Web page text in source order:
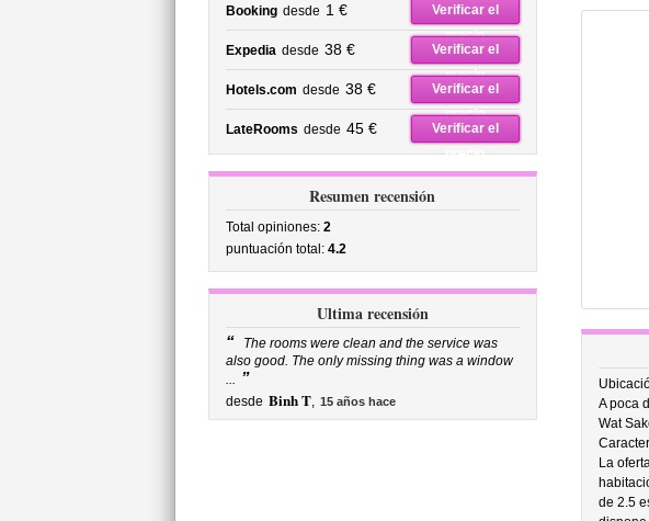
Booking desde 1 €
Verificar el
precio
Expedia desde 38 €
Verificar el
precio
Hotels.com desde 38 €
Verificar el
precio
LateRooms desde 45 €
Verificar el
precio
Resumen recensión
Total opiniones: 2
puntuación total: 4.2
Ultima recensión
“
The rooms were clean and the service was
also good. The only missing thing was a window
... ”
desde Binh T, 15 años hace
A poca
Wat
La
de 2.5